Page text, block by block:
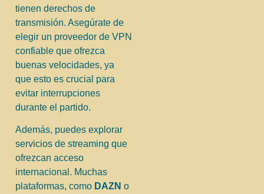
tienen derechos de
transmisión. Asegúrate de
elegir un proveedor de VPN
confiable que ofrezca
buenas velocidades, ya
que esto es crucial para
evitar interrupciones
durante el partido.
Además, puedes explorar
servicios de streaming que
ofrezcan acceso
internacional. Muchas
plataformas, como DAZN o